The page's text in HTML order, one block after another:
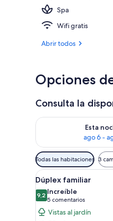
Spa
Wifi gratis
Abrir todos
Opciones
Consulta la
Esta
ago 6 -
Consulta la
Filtros
disponibles
para
las
habitaciones
Todas las habitaciones 3
Abrir
todas
las
fotos
4
Dúplex familiar
9,29,2 de 10
Increíble
5 comentarios
(5 comentarios)
Vistas al jardín